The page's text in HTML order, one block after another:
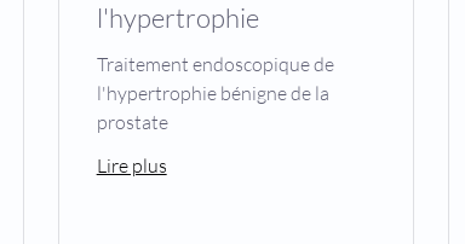
l'hypertrophie
Traitement endoscopique de
l'hypertrophie bénigne de la
prostate
Lire plus